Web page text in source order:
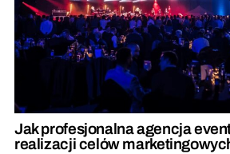
Jak profesjonalna agencja
realizacji celów